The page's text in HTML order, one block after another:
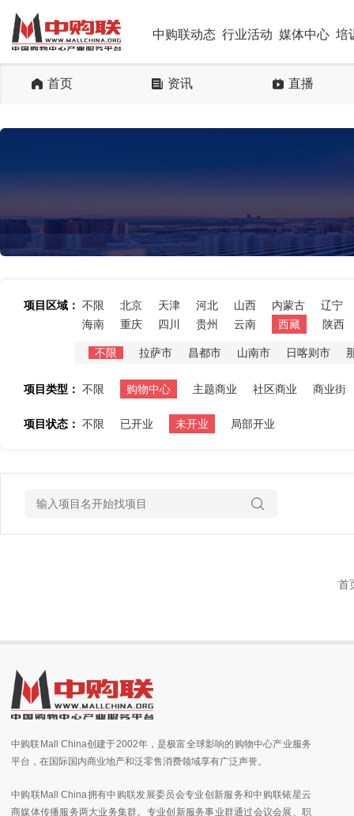
中购联动态 行业活动 媒体中心 培
首页 资讯 直播
项目区域： 不限 北京 天津 河北 山西 内蒙古
辽宁
海南
重庆 四川 贵州 云南 西藏 陕西
不限 拉萨市 昌都市 山南市 日喀则市
项目类型： 不限 购物中心 主题商业 社区商业 商业街
项目状态： 不限 已开业 未开业 局部开业
首
中购联Mall China创建于2002年，是极富全球影响的购物中心产业服务
平台，在国际国内商业地产和泛零售消费领域享有广泛声誉。
中购联Mall China拥有中购联发展委员会专业创新服务和中购联铱星云
商媒体传播服务两大业务集群。专业创新服务事业群通过会议会展、职